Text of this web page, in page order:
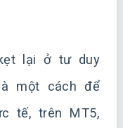
lại ở tư duy
một cách để
tế, trên MT5,